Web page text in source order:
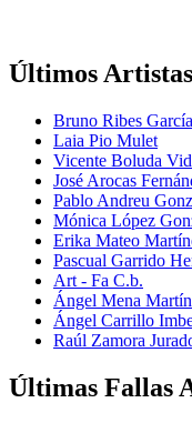
Últimos
Bruno Ribes
Laia Pio Mulet
Vicente Boluda
José Arocas
Pablo Andreu
Mónica López
Erika Mateo
Pascual Garrido
Art - Fa C.b.
Ángel Mena
Ángel Carrillo
Raúl Zamora
Últimas Fallas